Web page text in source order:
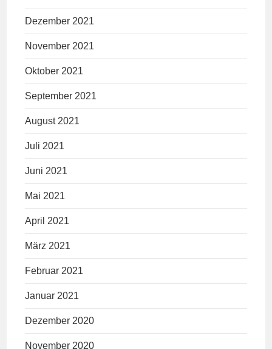
Dezember 2021
November 2021
Oktober 2021
September 2021
August 2021
Juli 2021
Juni 2021
Mai 2021
April 2021
März 2021
Februar 2021
Januar 2021
Dezember 2020
November 2020